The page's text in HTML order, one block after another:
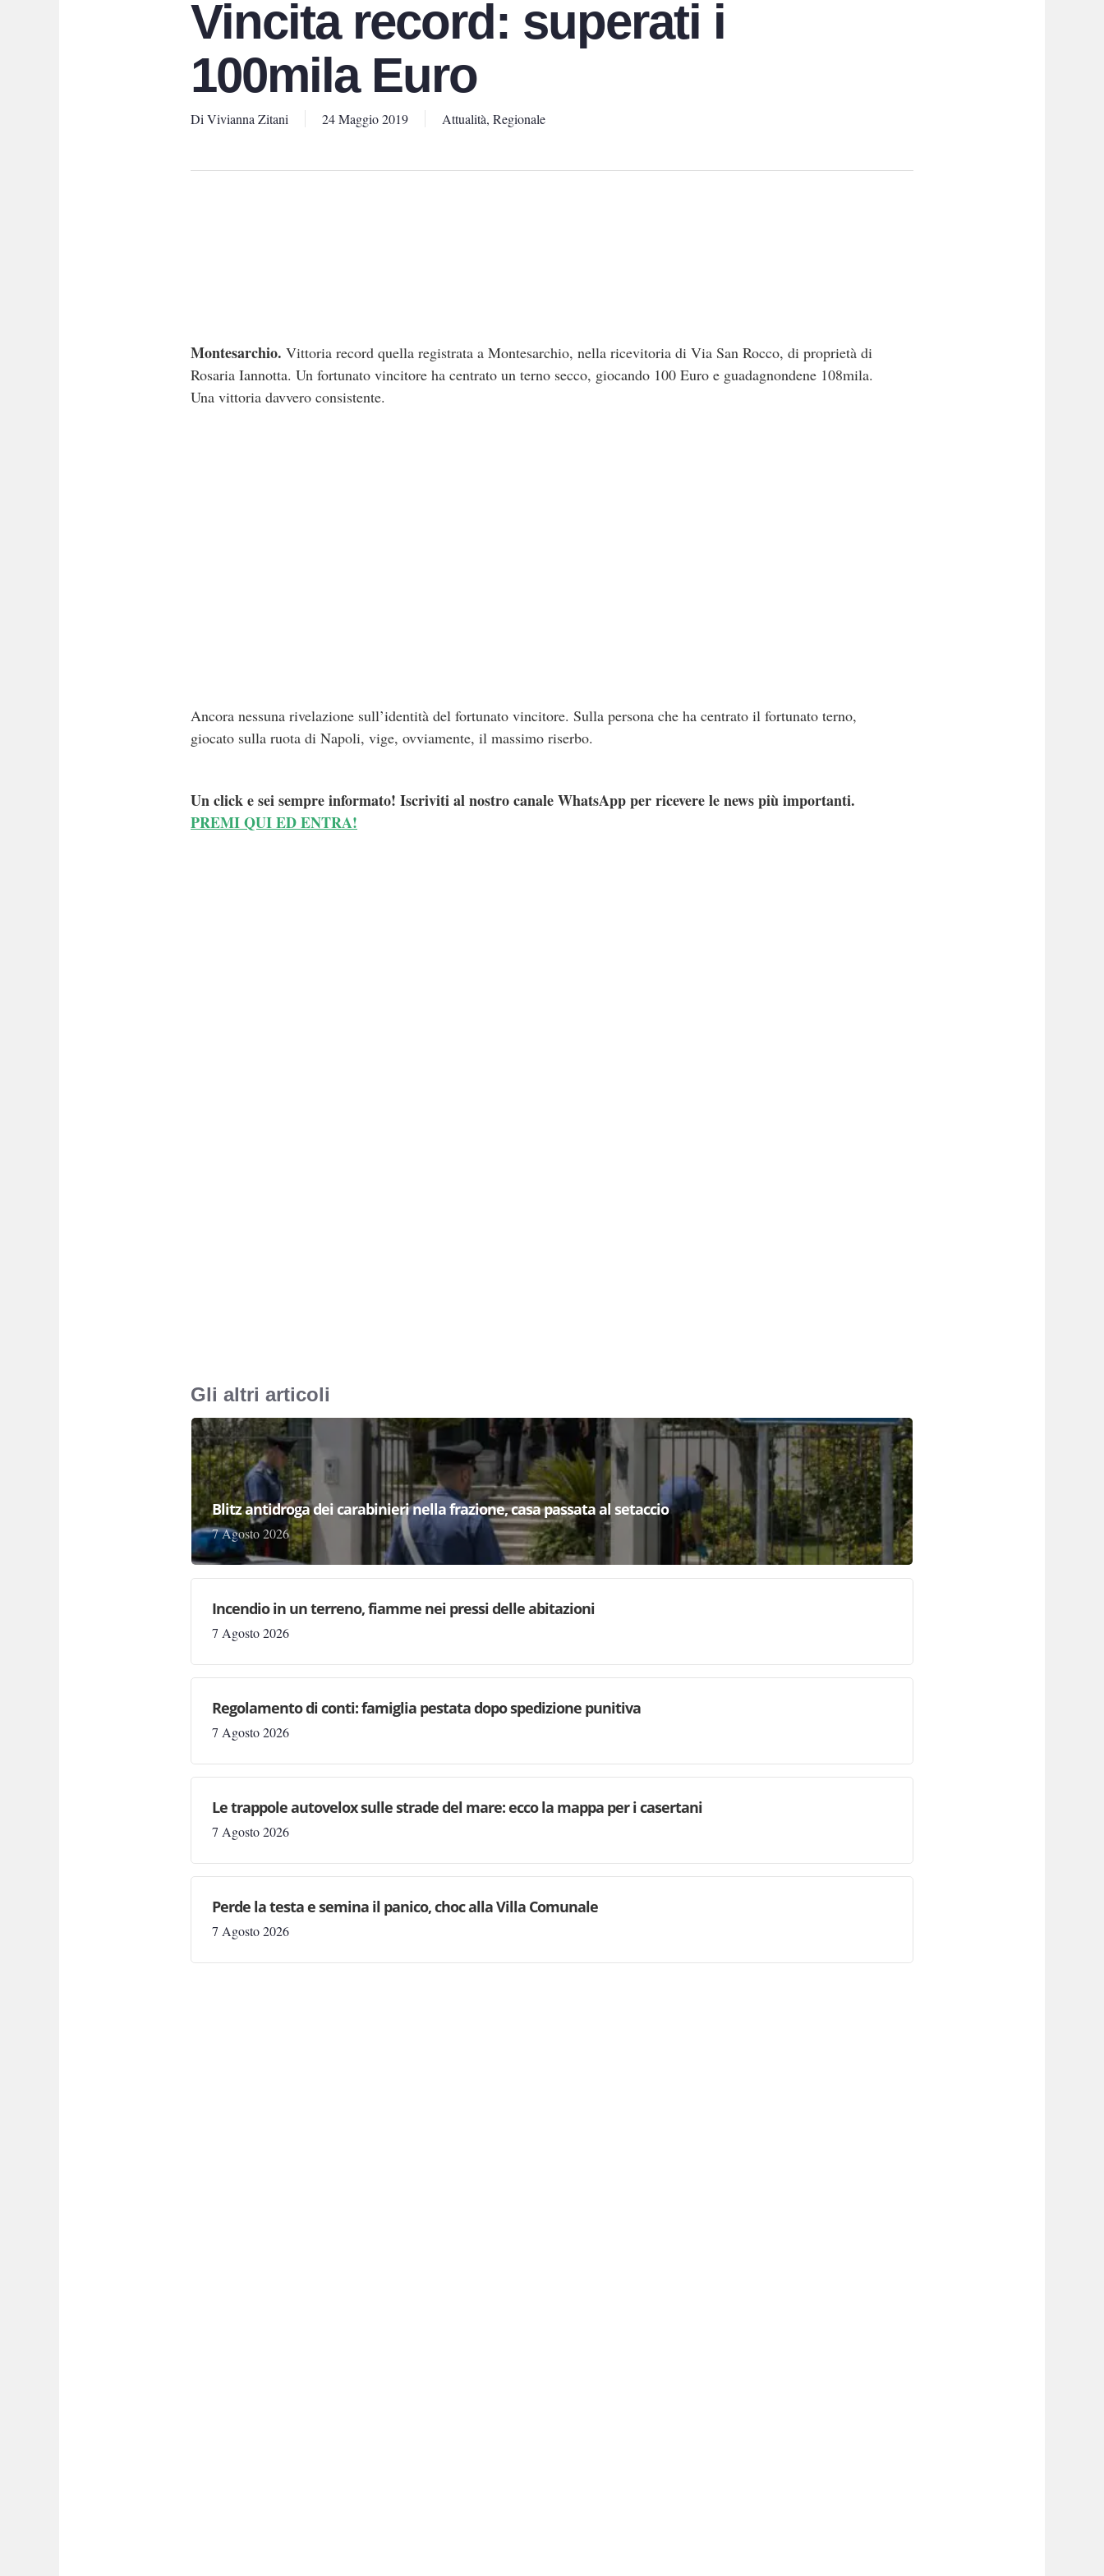
Vincita record: superati i
100mila Euro
Di Vivianna Zitani 24 Maggio 2019 Attualità, Regionale
Montesarchio. Vittoria record quella registrata a Montesarchio, nella ricevitoria di Via San Rocco, di proprietà di
Rosaria Iannotta. Un fortunato vincitore ha centrato un terno secco, giocando 100 Euro e guadagnondene 108mila.
Una vittoria davvero consistente.
Ancora nessuna rivelazione sull’identità del fortunato vincitore. Sulla persona che ha centrato il fortunato terno,
giocato sulla ruota di Napoli, vige, ovviamente, il massimo riserbo.
Un click e sei sempre informato! Iscriviti al nostro canale WhatsApp per ricevere le news più importanti.
PREMI QUI ED ENTRA!
Gli altri articoli
Blitz antidroga dei carabinieri nella frazione, casa passata al setaccio
7 Agosto 2026
Incendio in un terreno, fiamme nei pressi delle abitazioni
7 Agosto 2026
Regolamento di conti: famiglia pestata dopo spedizione punitiva
7 Agosto 2026
Le trappole autovelox sulle strade del mare: ecco la mappa per i casertani
7 Agosto 2026
Perde la testa e semina il panico, choc alla Villa Comunale
7 Agosto 2026